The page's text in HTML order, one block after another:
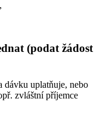
(podat žádost
dávku uplatňuje, nebo
zvláštní příjemce